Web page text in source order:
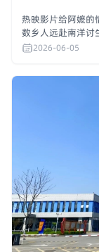
热映影片给阿嬷的
数乡人远赴南洋讨
手的跨海风物。旧
2026-06-05